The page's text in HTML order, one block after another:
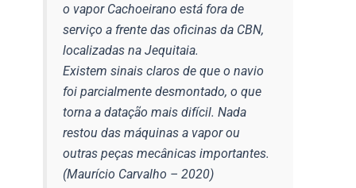
o vapor Cachoeirano está fora de
serviço a frente das oficinas da CBN,
localizadas na Jequitaia.
Existem sinais claros de que o navio
foi parcialmente desmontado, o que
torna a datação mais difícil. Nada
restou das máquinas a vapor ou
outras peças mecânicas importantes.
(Maurício Carvalho – 2020)